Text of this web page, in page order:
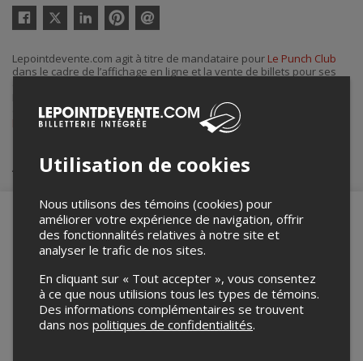
Twitter
courriel
Lepointdevente.com agit à titre de mandataire pour Le Punch Club
dans le cadre de l’affichage en ligne et la vente de billets pour ses
contacter l’organisateur de l’événement,Le Punch Club
lepunchclub@gmail.com.
Achat de billets
Merci de confirmer que vous n'êtes pas un
robot ci-bas.
Utilisation de cookies
Nous utilisons des témoins (cookies) pour
améliorer votre expérience de navigation, offrir
des fonctionnalités relatives à notre site et
analyser le trafic de nos sites.
En cliquant sur « Tout accepter », vous consentez
à ce que nous utilisions tous les types de témoins.
Des informations complémentaires se trouvent
dans nos politiques de confidentialités.